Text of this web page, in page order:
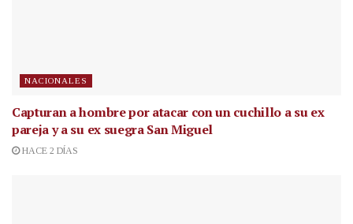
NACIONALES
Capturan a hombre por atacar con un cuchillo a su ex
pareja y a su ex suegra San Miguel
HACE 2 DÍAS